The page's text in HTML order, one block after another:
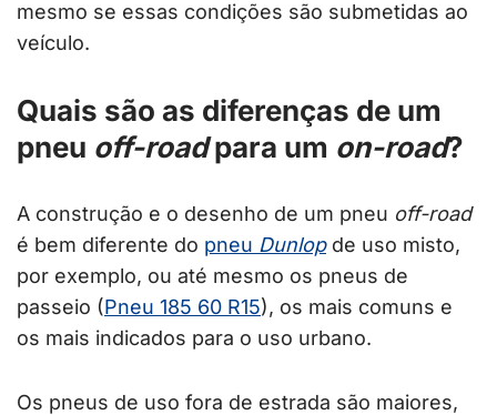
mesmo se essas condições são submetidas ao
veículo.
Quais são as diferenças de um
pneu off-roadpara um on-road?
A construção e o desenho de um pneu off-road
é bem diferente do pneu Dunlop de uso misto,
por exemplo, ou até mesmo os pneus de
passeio (Pneu 185 60 R15), os mais comuns e
os mais indicados para o uso urbano.
Os pneus de uso fora de estrada são maiores,